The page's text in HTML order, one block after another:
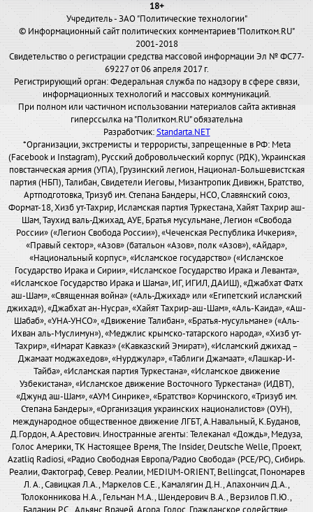
18+
Учредитель - ЗАО "Политические технологии"
© Информационный сайт политических комментариев "Политком.RU"
2001-2018
Свидетельство о регистрации средства массовой информации Эл № ФС77-
69227 от 06 апреля 2017 г.
Регистрирующий орган: Федеральная служба по надзору в сфере связи,
информационных технологий и массовых коммуникаций.
При полном или частичном использовании материалов сайта активная
гиперссылка на "Политком.RU" обязательна
Разработчик:Standarta.NET
*Организации, экстремисты и террористы, запрещенные в РФ: Meta
(Facebook и Instagram), Русский добровольческий корпус (РДК), Украинская
повстанческая армия (УПА), Грузинский легион, Национал-Большевистская
партия (НБП), Талибан, Свидетели Иеговы, Мизантропик Дивижн, Братство,
Артподготовка, Тризуб им. Степана Бандеры, НСО, Славянский союз,
Формат-18, Хизб ут-Тахрир, Исламская партия Туркестана, Хайят Тахрир аш-
Шам, Таухид валь-Джихад, АУЕ, Братья мусульмане, Легион «Свобода
России» («Легион Свобода России»), «Чеченская Республика Ичкерия»,
«Правый сектор», «Азов» (батальон «Азов», полк «Азов»), «Айдар»,
«Национальный корпус», «Исламское государство» («Исламское
Государство Ирака и Сирии», «Исламское Государство Ирака и Леванта»,
«Исламское Государство Ирака и Шама», ИГ, ИГИЛ, ДАИШ), «Джабхат Фатх
аш-Шам», «Священная война» («Аль-Джихад» или «Египетский исламский
джихад»), «Джабхат ан-Нусра», «Хайят Тахрир-аш-Шам», «Аль-Каида», «Аш-
Шабаб», «УНА-УНСО», «Движение Талибан», «Братья-мусульмане» («Аль-
Ихван аль-Муслимун»), «Меджлис крымско-татарского народа», «Хизб ут-
Тахрир», «Имарат Кавказ» («Кавказский Эмират»), «Исламский джихад –
Джамаат моджахедов», «Нурджулар», «Таблиги Джамаат», «Лашкар-И-
Тайба», «Исламская партия Туркестана», «Исламское движение
Узбекистана», «Исламское движение Восточного Туркестана» (ИДВТ),
«Джунд аш-Шам», «АУМ Синрике», «Братство» Корчинского, «Тризуб им.
Степана Бандеры», «Организация украинских националистов» (ОУН),
международное общественное движение ЛГБТ, А.Навальный, К.Буданов,
Д.Гордон, А.Арестович. Иностранные агенты: Телеканал «Дождь», Медуза,
Голос Америки, ТК Настоящее Время, The Insider, Deutsche Welle, Проект,
Azatliq Radiosi, «Радио Свободная Европа/Радио Свобода» (PCE/PC), Сибирь.
Реалии, Фактограф, Север. Реалии, MEDIUM-ORIENT, Bellingcat, Пономарев
Л. А., Савицкая Л.А., Маркелов С.Е., Камалягин Д.Н., Апахончич Д.А.,
Толоконникова Н.А., Гельман М.А., Шендерович В.А., Верзилов П.Ю.,